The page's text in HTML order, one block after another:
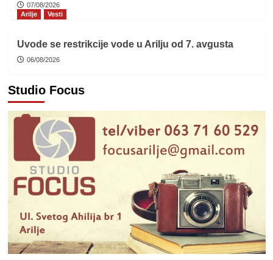
07/08/2026
Arilje
Vesti
Uvode se restrikcije vode u Arilju od 7. avgusta
06/08/2026
Studio Focus